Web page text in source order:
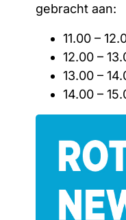
gebracht aan:
11.00 –
12.00 –
13.00 –
14.00 –